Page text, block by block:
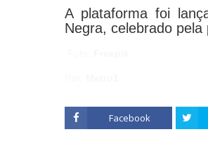
A plataforma foi
Negra, celebrado
Facebook